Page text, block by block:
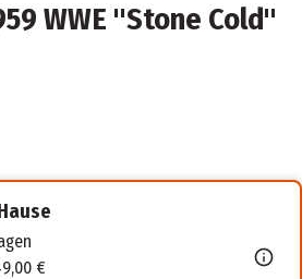
WWE "Stone Cold"
€